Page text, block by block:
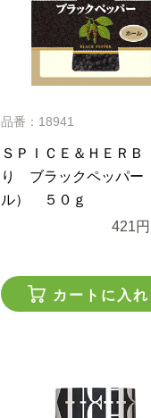
品番：18941
ＳＰＩＣＥ＆ＨＥＲ
り ブラックペッパー
ル） ５０ｇ
421円
カートに入